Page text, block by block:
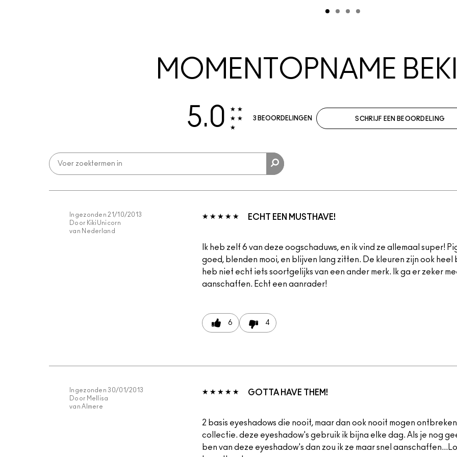
MOMENTOPNAME
5.0
3 BEOORDELINGEN SCHRIJF EEN BEOORDELING
ECHT EEN MUSTHAVE!
Ingezonden 21/10/2013
Door KikiUnicorn
van Nederland
Ik heb zelf 6 van deze oogschaduws, en ik vind ze allemaal super!
goed, blenden mooi, en blijven lang zitten. De kleuren zijn ook heel
heb niet echt iets soortgelijks van een ander merk. Ik ga er zeker
aanschaffen. Echt een aanrader!
6 4
GOTTA HAVE THEM!
Ingezonden30/01/2013
Door Mellisa
van Almere
2 basis eyeshadows die nooit, maar dan ook nooit mogen
collectie. deze eyeshadow's gebruik ik bijna elke dag. Als je nog
ben van deze eyeshadow's dan zou ik ze maar snel